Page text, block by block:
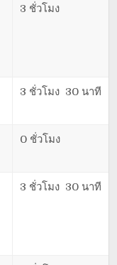
3 ชั่วโมง
3 ชั่วโมง 30 นาที
0 ชั่วโมง
3 ชั่วโมง 30 นาที